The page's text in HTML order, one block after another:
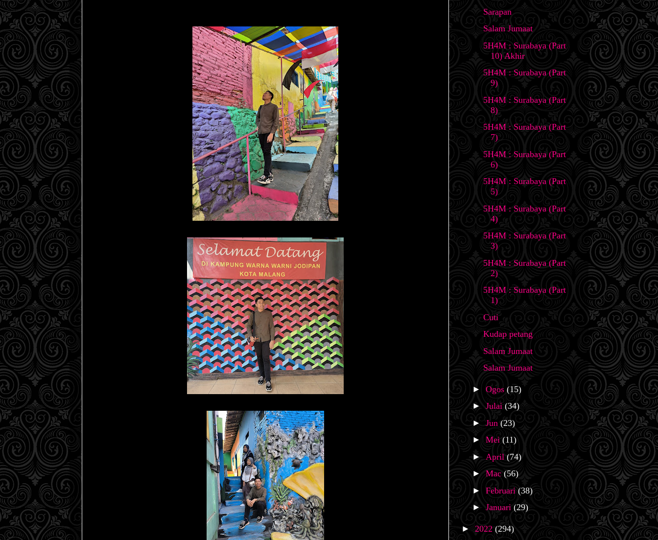
Sarapan
Salam Jumaat
5H4M : Surabaya (Part
10) Akhir
5H4M : Surabaya (Part
9)
5H4M : Surabaya (Part
8)
5H4M : Surabaya (Part
7)
5H4M : Surabaya (Part
6)
5H4M : Surabaya (Part
5)
5H4M : Surabaya (Part
4)
5H4M : Surabaya (Part
3)
5H4M : Surabaya (Part
2)
5H4M : Surabaya (Part
1)
Cuti
Kudap petang
Salam Jumaat
Salam Jumaat
► Ogos (15)
► Julai (34)
► Jun (23)
► Mei (11)
► April (74)
► Mac (56)
► Februari (38)
► Januari (29)
► 2022 (294)